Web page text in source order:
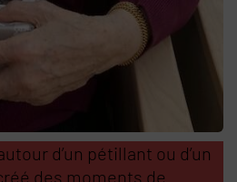
d’un pétillant ou d’un
des moments de